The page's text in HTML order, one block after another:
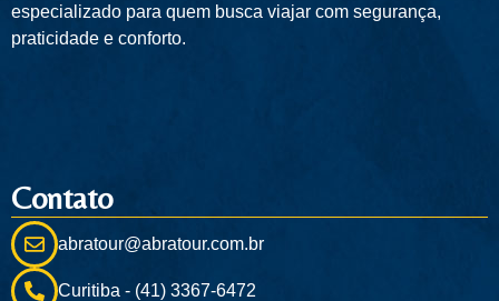
especializado para quem busca viajar com segurança,
praticidade e conforto.
Contato
abratour@abratour.com.br
Curitiba - (41) 3367-6472